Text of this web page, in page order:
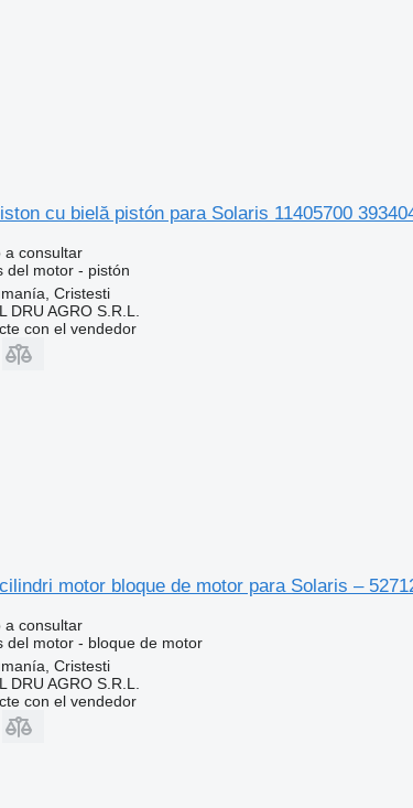
cu bielă pistón para Solaris 11405700
a consultar
del motor - pistón
Cristesti
DRU AGRO S.R.L.
con el vendedor
motor bloque de motor para Solaris –
a consultar
del motor - bloque de motor
Cristesti
DRU AGRO S.R.L.
con el vendedor